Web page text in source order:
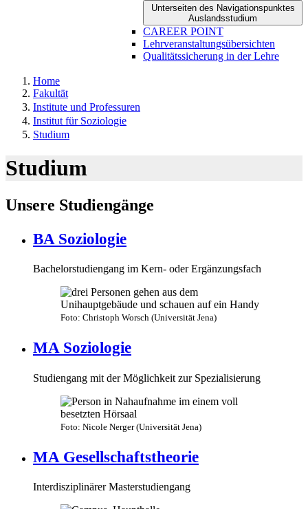
Unterseiten des Navigationspunktes
Auslandsstudium
CAREER POINT
Lehrveranstaltungsübersichten
Qualitätssicherung in der Lehre
Home
Fakultät
Institute und Professuren
Institut für Soziologie
Studium
Studium
Unsere Studiengänge
BA Soziologie
Bachelorstudiengang im Kern- oder Ergänzungsfach
Foto: Christoph Worsch (Universität Jena)
MA Soziologie
Studiengang mit der Möglichkeit zur Spezialisierung
Foto: Nicole Nerger (Universität Jena)
MA Gesellschaftstheorie
Interdisziplinärer Masterstudiengang